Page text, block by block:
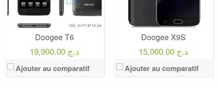
Doogee T6
19,900.00 د.ج
Ajouter au comparatif
Doogee X9S
15,000.00 د.ج
Ajouter au comparatif